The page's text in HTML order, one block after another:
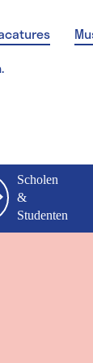
Scholen
&
Studenten